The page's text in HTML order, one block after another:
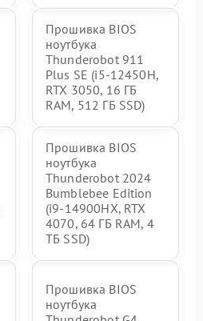
Прошивка BIOS
ноутбука
Thunderobot 911
Plus SE (i5-12450H,
RTX 3050, 16 ГБ
RAM, 512 ГБ SSD)
Прошивка BIOS
ноутбука
Thunderobot 2024
Bumblebee Edition
(i9-14900HX, RTX
4070, 64 ГБ RAM, 4
ТБ SSD)
Прошивка BIOS
ноутбука